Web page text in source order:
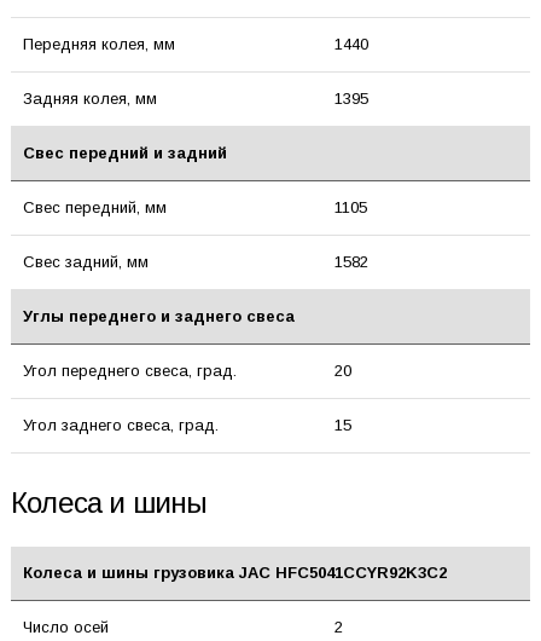
Передняя колея, мм 1440
Задняя колея, мм 1395
Свес передний и задний
Свес передний, мм 1105
Свес задний, мм 1582
Углы переднего и заднего свеса
Угол переднего свеса, град. 20
Угол заднего свеса, град. 15
Колеса и шины
Колеса и шины грузовика JAC HFC5041CCYR92K3C2
Число осей 2